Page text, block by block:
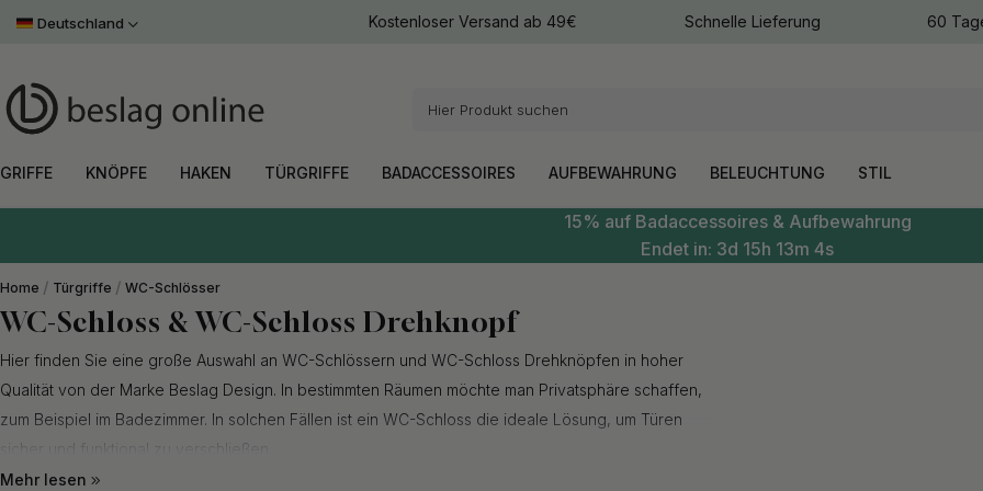
Deutschland Kostenloser Versand ab 49€ Schnelle Lieferung 60
GRIFFE
Schrauben & Zubehör
Antik
Weitere Farben
KNÖPFE HAKEN TÜRGRIFFE BADACCESSOIRES
Handtuchhalter
AUFBEWAHRUNG
Möbelbeine
BELEUCHTUNG STIL
15% auf Badaccessoires & Aufbewahrung
Endet in: 3d 15h 13m 3s
Home Türgriffe WC-Schlösser
WC-Schloss & WC-Schloss Drehknopf
Hier finden Sie eine große Auswahl an WC-Schlössern und WC-Schloss Drehknöpfen in hoher
Qualität von der Marke Beslag Design. In bestimmten Räumen möchte man Privatsphäre schaffen,
zum Beispiel im Badezimmer. In solchen Fällen ist ein WC-Schloss die ideale Lösung, um Türen
sicher und funktional zu verschließen.
Mehr lesen